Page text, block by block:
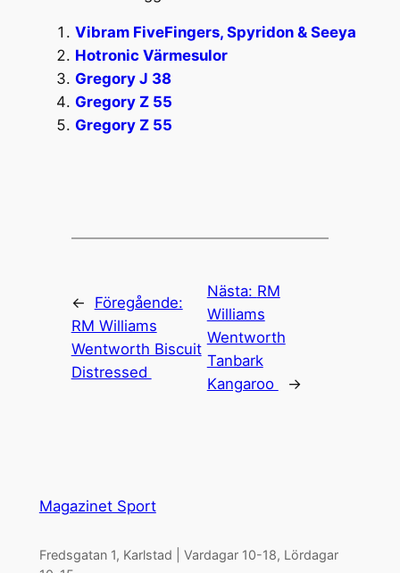
Vibram FiveFingers, Spyridon & Seeya
Hotronic Värmesulor
Gregory J 38
Gregory Z 55
Gregory Z 55
←
Föregående:
RM Williams
Wentworth Biscuit
Distressed
Nästa: RM
Williams
Wentworth
Tanbark
Kangaroo
→
Magazinet Sport
Fredsgatan 1, Karlstad | Vardagar 10-18, Lördagar